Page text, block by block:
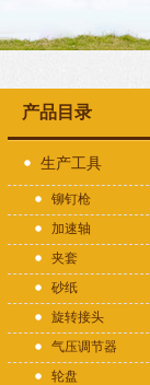
产品目录
生产工具
铆钉枪
加速轴
夹套
砂纸
旋转接头
气压调节器
轮盘